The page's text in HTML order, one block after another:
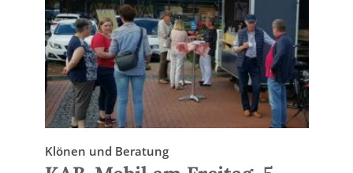
Klönen und Beratung